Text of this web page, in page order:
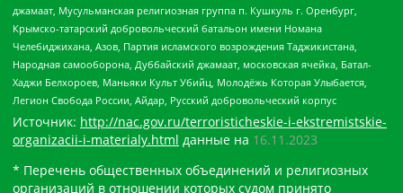
джамаат, Мусульманская религиозная группа п. Кушкуль г. Оренбург,
Крымско-татарский добровольческий батальон имени Номана
Челебиджихана, Азов, Партия исламского возрождения Таджикистана,
Народная самооборона, Дуббайский джамаат, московская ячейка, Батал-
Хаджи Белхороев, Маньяки Культ Убийц, Молодёжь Которая Улыбается,
Легион Свобода России, Айдар, Русский добровольческий корпус
Источник: http://nac.gov.ru/terroristicheskie-i-ekstremistskie-
organizacii-i-materialy.html данные на 16.11.2023
* Перечень общественных объединений и религиозных
организаций в отношении которых судом принято